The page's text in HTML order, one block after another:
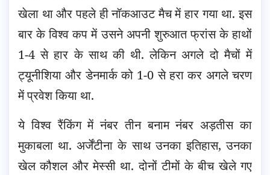
खेला था और पहले ही नॉकआउट मैच में हार गया था. इस
बार के विश्व कप में उसने अपनी शुरुआत फ्रांस के हाथों
1-4 से हार के साथ की थी. लेकिन अगले दो मैचों में
ट्यूनीशिया और डेनमार्क को 1-0 से हरा कर अगले चरण
में प्रवेश किया था.
ये विश्व रैंकिंग में नंबर तीन बनाम नंबर अड़तीस का
मुकाबला था. अर्जेंटीना के साथ उनका इतिहास, उनका
खेल कौशल और मेस्सी था. दोनों टीमों के बीच खेले गए